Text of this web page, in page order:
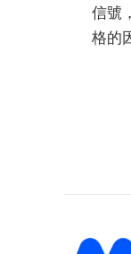
信號
格的